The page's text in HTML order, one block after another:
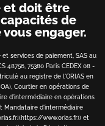
et doit être
de
engager.
services de paiement, SAS au
48756, 75380 Paris CEDEX 08 -
au registre de l'ORIAS en
Courtier en opérations de
d'intermédiaire en opérations
Mandataire d'intermédiaire
www.orias.fr)) et